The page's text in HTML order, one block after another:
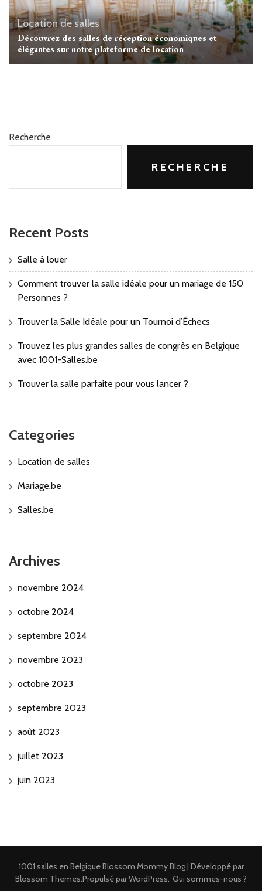
Location de salles
Découvrez des salles de réception économiques et
élégantes sur notre plateforme de location
Recherche
RECHERCHE
Recent Posts
Salle à louer
Comment trouver la salle idéale pour un mariage de 150
Personnes ?
Trouver la Salle Idéale pour un Tournoi d’Échecs
Trouvez les plus grandes salles de congrès en Belgique
avec 1001-Salles.be
Trouver la salle parfaite pour vous lancer ?
Categories
Location de salles
Mariage.be
Salles.be
Archives
novembre 2024
octobre 2024
septembre 2024
novembre 2023
octobre 2023
septembre 2023
août 2023
juillet 2023
juin 2023
1001 salles en BelgiqueBlossom Mommy Blog | Développé par
Blossom Themes.Propulsé parWordPress. Qui sommes-nous ?